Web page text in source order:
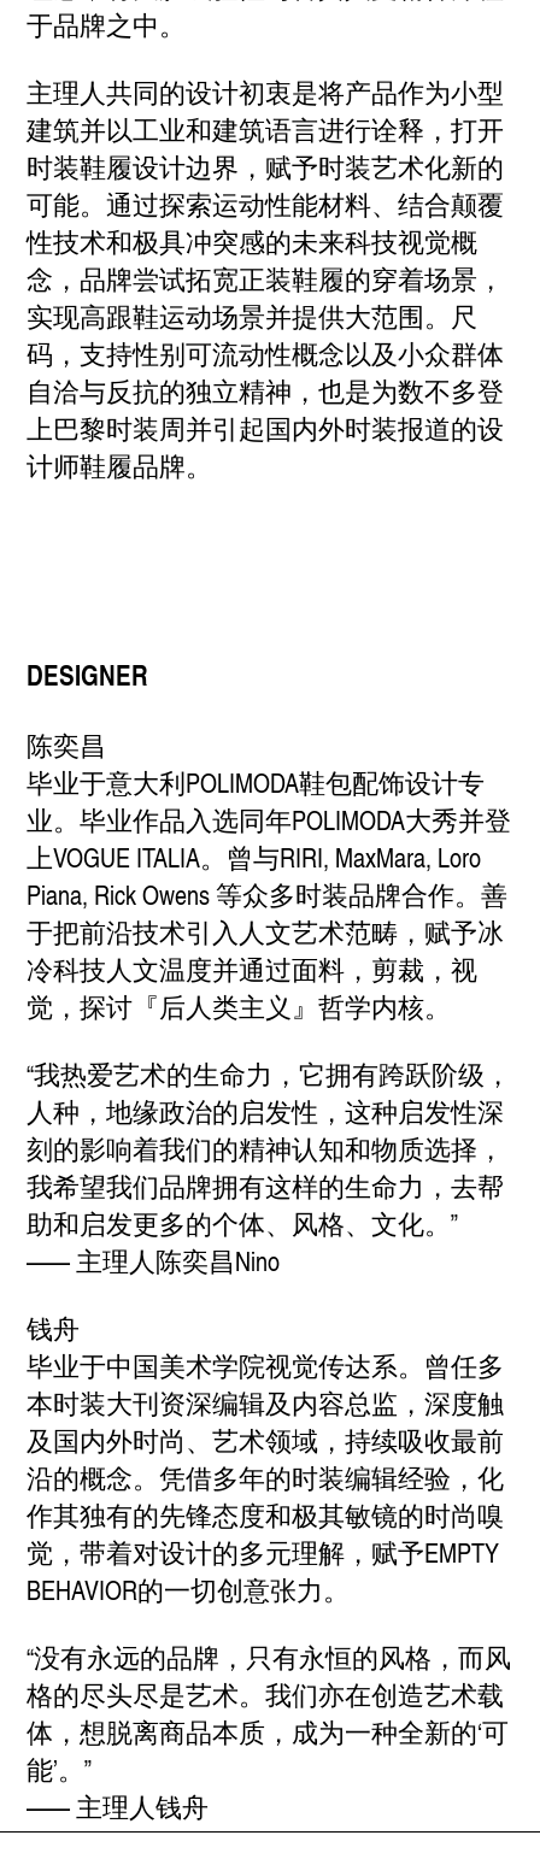
于品牌之中。
主理人共同的设计初衷是将产品作为小型
建筑并以工业和建筑语言进行诠释，打开
时装鞋履设计边界，赋予时装艺术化新的
可能。通过探索运动性能材料、结合颠覆
性技术和极具冲突感的未来科技视觉概
念，品牌尝试拓宽正装鞋履的穿着场景，
实现高跟鞋运动场景并提供大范围。尺
码，支持性别可流动性概念以及小众群体
自洽与反抗的独立精神，也是为数不多登
上巴黎时装周并引起国内外时装报道的设
计师鞋履品牌。
DESIGNER
陈奕昌
毕业于意大利POLIMODA鞋包配饰设计专
业。毕业作品入选同年POLIMODA大秀并登
上VOGUE ITALIA。曾与RIRI, MaxMara, Loro
Piana, Rick Owens 等众多时装品牌合作。善
于把前沿技术引入人文艺术范畴，赋予冰
冷科技人文温度并通过面料，剪裁，视
觉，探讨『后人类主义』哲学内核。
“我热爱艺术的生命力，它拥有跨跃阶级，
人种，地缘政治的启发性，这种启发性深
刻的影响着我们的精神认知和物质选择，
我希望我们品牌拥有这样的生命力，去帮
助和启发更多的个体、风格、文化。”
—— 主理人陈奕昌Nino
钱舟
毕业于中国美术学院视觉传达系。曾任多
本时装大刊资深编辑及内容总监，深度触
及国内外时尚、艺术领域，持续吸收最前
沿的概念。凭借多年的时装编辑经验，化
作其独有的先锋态度和极其敏镜的时尚嗅
觉，带着对设计的多元理解，赋予EMPTY
BEHAVIOR的一切创意张力。
“没有永远的品牌，只有永恒的风格，而风
格的尽头尽是艺术。我们亦在创造艺术载
体，想脱离商品本质，成为一种全新的‘可
能’。”
—— 主理人钱舟